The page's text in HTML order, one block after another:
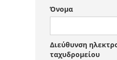
Όνομα
Διεύθυνση
ταχυδρομείου